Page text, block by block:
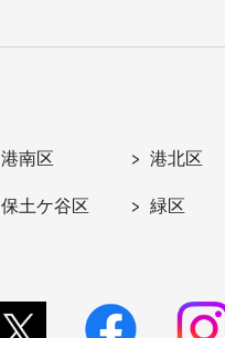
港南区 港北区
保土ケ谷区 緑区